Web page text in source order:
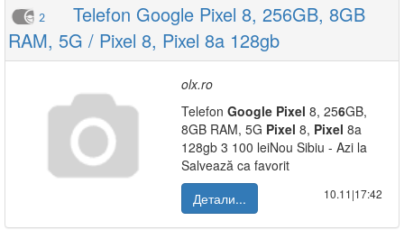
2
Telefon Google Pixel 8, 256GB, 8GB
RAM, 5G / Pixel 8, Pixel 8a 128gb
olx.ro
Telefon Google Pixel 8, 256GB,
8GB RAM, 5G Pixel 8, Pixel 8a
128gb 3 100 leiNou Sibiu - Azi la
Salvează ca favorit
Детали...
10.11|17:42